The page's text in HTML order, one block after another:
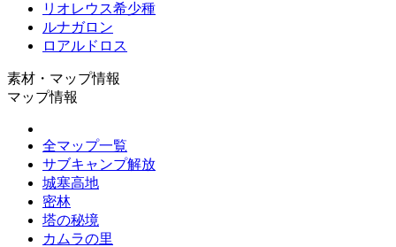
リオレウス希少種
ルナガロン
ロアルドロス
素材・マップ情報
マップ情報
全マップ一覧
サブキャンプ解放
城塞高地
密林
塔の秘境
カムラの里